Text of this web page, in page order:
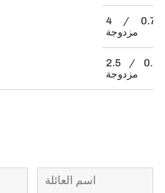
/ 0.7 سرعة
مزدوجة
/ 0.4 سرعة
مزدوجة